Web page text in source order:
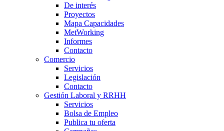
De interés
Proyectos
Mapa Capacidades
MetWorking
Informes
Contacto
Comercio
Servicios
Legislación
Contacto
Gestión Laboral y RRHH
Servicios
Bolsa de Empleo
Publica tu oferta